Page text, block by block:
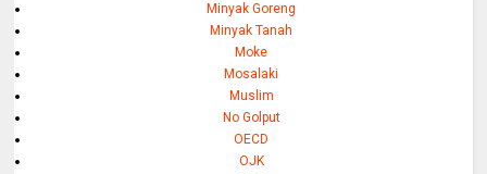
Minyak Goreng
Minyak Tanah
Moke
Mosalaki
Muslim
No Golput
OECD
OJK